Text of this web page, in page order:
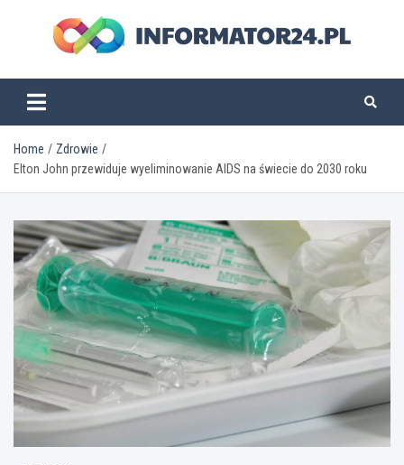
informator24.pl
Home
Zdrowie
Elton John przewiduje wyeliminowanie AIDS na świecie do 2030 roku